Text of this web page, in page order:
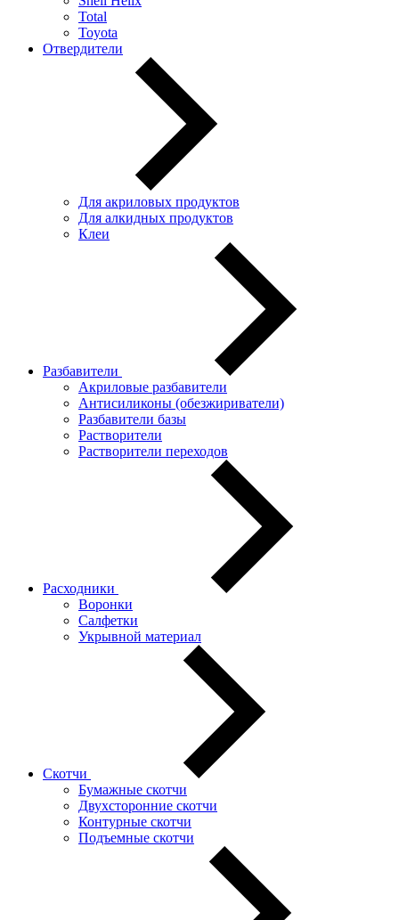
Total
Toyota
Отвердители
Для акриловых продуктов
Для алкидных продуктов
Клеи
Разбавители
Акриловые разбавители
Антисиликоны (обезжириватели)
Разбавители базы
Растворители
Растворители переходов
Расходники
Воронки
Салфетки
Укрывной материал
Скотчи
Бумажные скотчи
Двухсторонние скотчи
Контурные скотчи
Подъемные скотчи